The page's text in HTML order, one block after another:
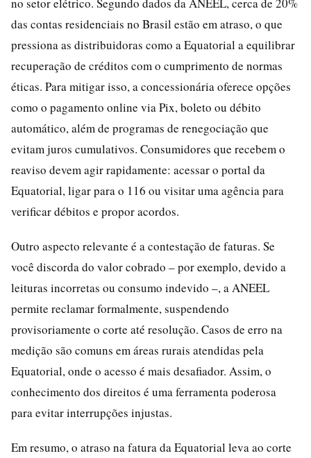
das contas residenciais no Brasil estão em atraso, o que
pressiona as distribuidoras como a Equatorial a equilibrar
recuperação de créditos com o cumprimento de normas
éticas. Para mitigar isso, a concessionária oferece opções
como o pagamento online via Pix, boleto ou débito
automático, além de programas de renegociação que
evitam juros cumulativos. Consumidores que recebem o
reaviso devem agir rapidamente: acessar o portal da
Equatorial, ligar para o 116 ou visitar uma agência para
verificar débitos e propor acordos.
Outro aspecto relevante é a contestação de faturas. Se
você discorda do valor cobrado – por exemplo, devido a
leituras incorretas ou consumo indevido –, a ANEEL
permite reclamar formalmente, suspendendo
provisoriamente o corte até resolução. Casos de erro na
medição são comuns em áreas rurais atendidas pela
Equatorial, onde o acesso é mais desafiador. Assim, o
conhecimento dos direitos é uma ferramenta poderosa
para evitar interrupções injustas.
Em resumo, o atraso na fatura da Equatorial leva ao corte